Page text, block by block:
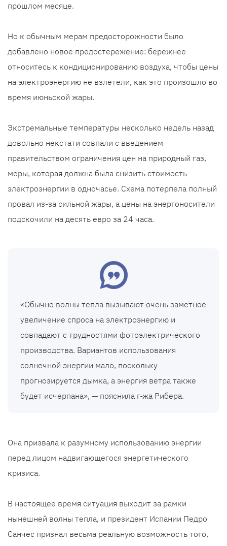
прошлом месяце.
Но к обычным мерам предосторожности было
добавлено новое предостережение: бережнее
относитесь к кондиционированию воздуха, чтобы цены
на электроэнергию не взлетели, как это произошло во
время июньской жары.
Экстремальные температуры несколько недель назад
довольно некстати совпали с введением
правительством ограничения цен на природный газ,
меры, которая должна была снизить стоимость
электроэнергии в одночасье. Схема потерпела полный
провал из-за сильной жары, а цены на энергоносители
подскочили на десять евро за 24 часа.
«Обычно волны тепла вызывают очень заметное
увеличение спроса на электроэнергию и
совпадают с трудностями фотоэлектрического
производства. Вариантов использования
солнечной энергии мало, поскольку
прогнозируется дымка, а энергия ветра также
будет исчерпана», — пояснила г-жа Рибера.
Она призвала к разумному использованию энергии
перед лицом надвигающегося энергетического
кризиса.
В настоящее время ситуация выходит за рамки
нынешней волны тепла, и президент Испании Педро
Санчес признал весьма реальную возможность того,